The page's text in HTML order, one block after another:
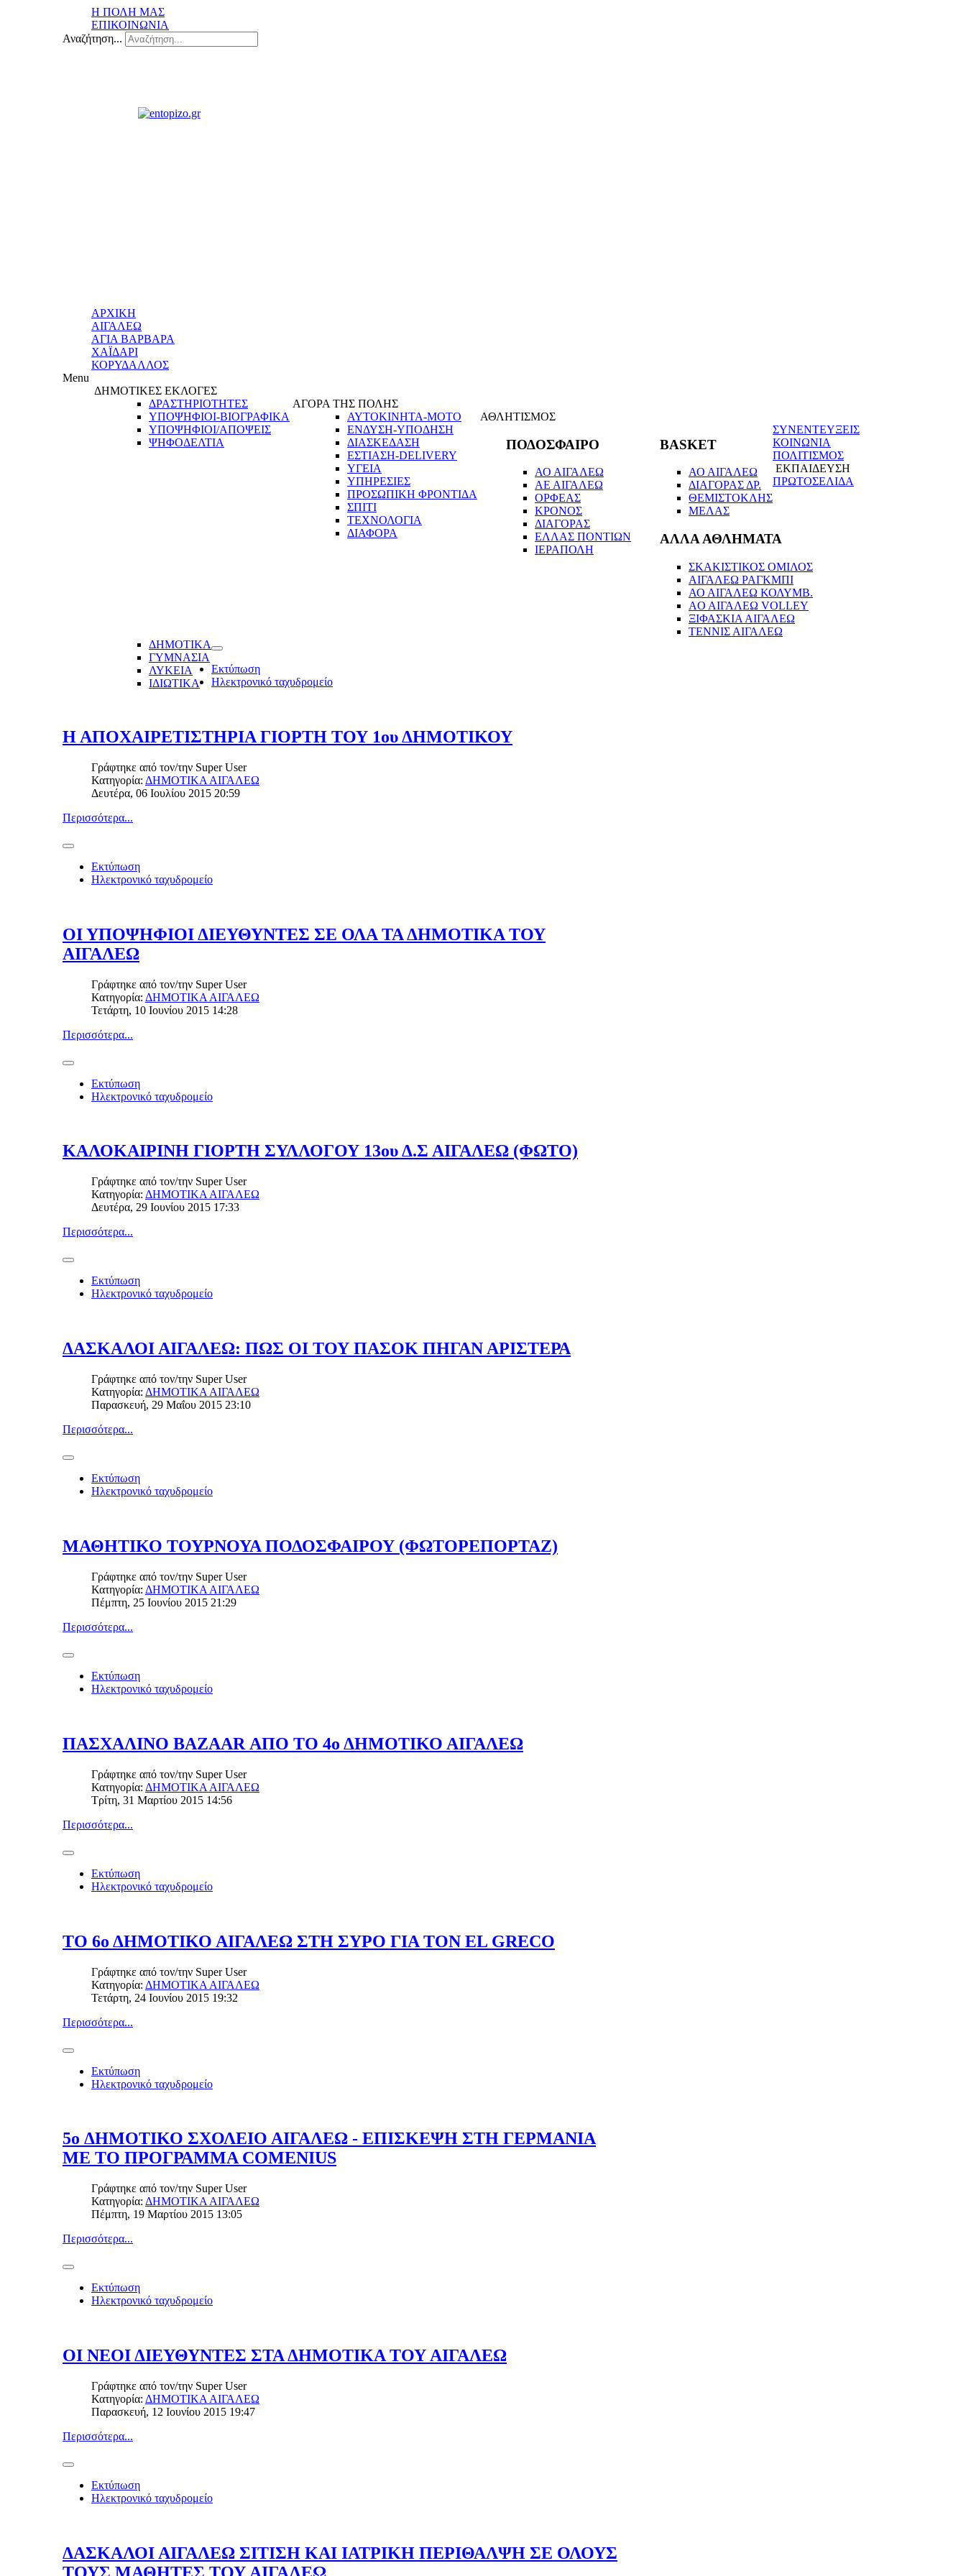
Η ΠΟΛΗ ΜΑΣ
ΕΠΙΚΟΙΝΩΝΙΑ
Αναζήτηση...
ΑΡΧΙΚΗ
ΑΙΓΑΛΕΩ
ΑΓΙΑ ΒΑΡΒΑΡΑ
ΧΑΪΔΑΡΙ
ΚΟΡΥΔΑΛΛΟΣ
Menu
ΔΗΜΟΤΙΚΕΣ ΕΚΛΟΓΕΣ
ΔΡΑΣΤΗΡΙΟΤΗΤΕΣ
ΥΠΟΨΗΦΙΟΙ-ΒΙΟΓΡΑΦΙΚΑ
ΥΠΟΨΗΦΙΟΙ/ΑΠΟΨΕΙΣ
ΨΗΦΟΔΕΛΤΙΑ
ΑΓΟΡΑ ΤΗΣ ΠΟΛΗΣ
ΑΥΤΟΚΙΝΗΤΑ-ΜΟΤΟ
ΕΝΔΥΣΗ-ΥΠΟΔΗΣΗ
ΔΙΑΣΚΕΔΑΣΗ
ΕΣΤΙΑΣΗ-DELIVERY
ΥΓΕΙΑ
ΥΠΗΡΕΣΙΕΣ
ΠΡΟΣΩΠΙΚΗ ΦΡΟΝΤΙΔΑ
ΣΠΙΤΙ
ΤΕΧΝΟΛΟΓΙΑ
ΔΙΑΦΟΡΑ
ΑΘΛΗΤΙΣΜΟΣ
ΠΟΔΟΣΦΑΙΡΟ
ΑΟ ΑΙΓΑΛΕΩ
ΑΕ ΑΙΓΑΛΕΩ
ΟΡΦΕΑΣ
ΚΡΟΝΟΣ
ΔΙΑΓΟΡΑΣ
ΕΛΛΑΣ ΠΟΝΤΙΩΝ
ΙΕΡΑΠΟΛΗ
BASKET
ΑΟ ΑΙΓΑΛΕΩ
ΔΙΑΓΟΡΑΣ ΔΡ.
ΘΕΜΙΣΤΟΚΛΗΣ
ΜΕΛΑΣ
ΑΛΛΑ ΑΘΛΗΜΑΤΑ
ΣΚΑΚΙΣΤΙΚΟΣ ΟΜΙΛΟΣ
ΑΙΓΑΛΕΩ ΡΑΓΚΜΠΙ
ΑΟ ΑΙΓΑΛΕΩ ΚΟΛΥΜΒ.
AO AIΓΑΛΕΩ VOLLEY
ΞΙΦΑΣΚΙΑ ΑΙΓΑΛΕΩ
ΤΕΝΝΙΣ ΑΙΓΑΛΕΩ
ΣΥΝΕΝΤΕΥΞΕΙΣ
ΚΟΙΝΩΝΙΑ
ΠΟΛΙΤΙΣΜΟΣ
ΕΚΠΑΙΔΕΥΣΗ
ΔΗΜΟΤΙΚΑ
ΓΥΜΝΑΣΙΑ
ΛΥΚΕΙΑ
ΙΔΙΩΤΙΚΑ
ΠΡΩΤΟΣΕΛΙΔΑ
Εκτύπωση
Ηλεκτρονικό ταχυδρομείο
Η ΑΠΟΧΑΙΡΕΤΙΣΤΗΡΙΑ ΓΙΟΡΤΗ ΤΟΥ 1ου ΔΗΜΟΤΙΚΟΥ
Γράφτηκε από τον/την Super User
Κατηγορία: ΔΗΜΟΤΙΚΑ ΑΙΓΑΛΕΩ
Δευτέρα, 06 Ιουλίου 2015 20:59
Περισσότερα...
Εκτύπωση
Ηλεκτρονικό ταχυδρομείο
ΟΙ ΥΠΟΨΗΦΙΟΙ ΔΙΕΥΘΥΝΤΕΣ ΣΕ ΟΛΑ ΤΑ ΔΗΜΟΤΙΚΑ ΤΟΥ
ΑΙΓΑΛΕΩ
Γράφτηκε από τον/την Super User
Κατηγορία: ΔΗΜΟΤΙΚΑ ΑΙΓΑΛΕΩ
Τετάρτη, 10 Ιουνίου 2015 14:28
Περισσότερα...
Εκτύπωση
Ηλεκτρονικό ταχυδρομείο
ΚΑΛΟΚΑΙΡΙΝΗ ΓΙΟΡΤΗ ΣΥΛΛΟΓΟΥ 13ου Δ.Σ ΑΙΓΑΛΕΩ (ΦΩΤΟ)
Γράφτηκε από τον/την Super User
Κατηγορία: ΔΗΜΟΤΙΚΑ ΑΙΓΑΛΕΩ
Δευτέρα, 29 Ιουνίου 2015 17:33
Περισσότερα...
Εκτύπωση
Ηλεκτρονικό ταχυδρομείο
ΔΑΣΚΑΛΟΙ ΑΙΓΑΛΕΩ: ΠΩΣ ΟΙ ΤΟΥ ΠΑΣΟΚ ΠΗΓΑΝ ΑΡΙΣΤΕΡΑ
Γράφτηκε από τον/την Super User
Κατηγορία: ΔΗΜΟΤΙΚΑ ΑΙΓΑΛΕΩ
Παρασκευή, 29 Μαΐου 2015 23:10
Περισσότερα...
Εκτύπωση
Ηλεκτρονικό ταχυδρομείο
ΜΑΘΗΤΙΚΟ ΤΟΥΡΝΟΥΑ ΠΟΔΟΣΦΑΙΡΟΥ (ΦΩΤΟΡΕΠΟΡΤΑΖ)
Γράφτηκε από τον/την Super User
Κατηγορία: ΔΗΜΟΤΙΚΑ ΑΙΓΑΛΕΩ
Πέμπτη, 25 Ιουνίου 2015 21:29
Περισσότερα...
Εκτύπωση
Ηλεκτρονικό ταχυδρομείο
ΠΑΣΧΑΛΙΝΟ BAZAAR ΑΠΟ ΤΟ 4ο ΔΗΜΟΤΙΚΟ ΑΙΓΑΛΕΩ
Γράφτηκε από τον/την Super User
Κατηγορία: ΔΗΜΟΤΙΚΑ ΑΙΓΑΛΕΩ
Τρίτη, 31 Μαρτίου 2015 14:56
Περισσότερα...
Εκτύπωση
Ηλεκτρονικό ταχυδρομείο
ΤΟ 6ο ΔΗΜΟΤΙΚΟ ΑΙΓΑΛΕΩ ΣΤΗ ΣΥΡΟ ΓΙΑ ΤΟΝ EL GRECO
Γράφτηκε από τον/την Super User
Κατηγορία: ΔΗΜΟΤΙΚΑ ΑΙΓΑΛΕΩ
Τετάρτη, 24 Ιουνίου 2015 19:32
Περισσότερα...
Εκτύπωση
Ηλεκτρονικό ταχυδρομείο
5o ΔΗΜΟΤΙΚΟ ΣΧΟΛΕΙΟ ΑΙΓΑΛΕΩ - ΕΠΙΣΚΕΨΗ ΣΤΗ ΓΕΡΜΑΝΙΑ
ΜΕ ΤΟ ΠΡΟΓΡΑΜΜΑ COMENIUS
Γράφτηκε από τον/την Super User
Κατηγορία: ΔΗΜΟΤΙΚΑ ΑΙΓΑΛΕΩ
Πέμπτη, 19 Μαρτίου 2015 13:05
Περισσότερα...
Εκτύπωση
Ηλεκτρονικό ταχυδρομείο
ΟΙ ΝΕΟΙ ΔΙΕΥΘΥΝΤΕΣ ΣΤΑ ΔΗΜΟΤΙΚΑ ΤΟΥ ΑΙΓΑΛΕΩ
Γράφτηκε από τον/την Super User
Κατηγορία: ΔΗΜΟΤΙΚΑ ΑΙΓΑΛΕΩ
Παρασκευή, 12 Ιουνίου 2015 19:47
Περισσότερα...
Εκτύπωση
Ηλεκτρονικό ταχυδρομείο
ΔΑΣΚΑΛΟΙ ΑΙΓΑΛΕΩ ΣΙΤΙΣΗ ΚΑΙ ΙΑΤΡΙΚΗ ΠΕΡΙΘΑΛΨΗ ΣΕ ΟΛΟΥΣ